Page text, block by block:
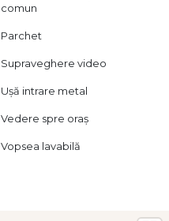
comun
Parchet
Supraveghere video
Ușă intrare metal
Vedere spre oraș
Vopsea lavabilă